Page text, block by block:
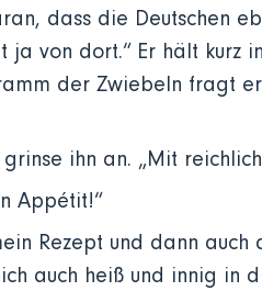
dass die Deutschen
ja von dort.“ Er hält kurz
der Zwiebeln fragt
ihn an. „Mit
Appétit!“
Rezept und dann
auch heiß und innig in